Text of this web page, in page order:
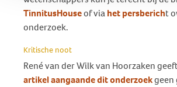
TinnitusHouseof viahet persbericht
onderzoek.
Kritische noot
René van der Wilk van Hoorzaken
artikel aangaande dit onderzoekgeen